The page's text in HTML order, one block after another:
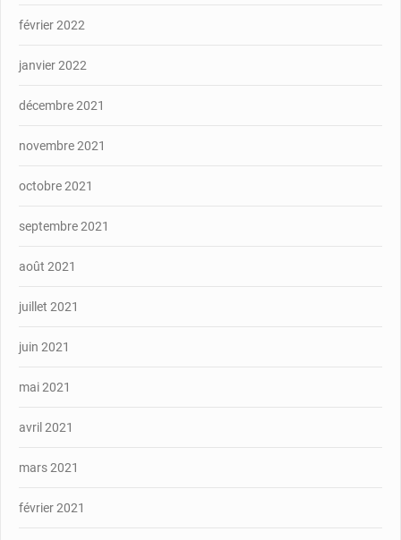
février 2022
janvier 2022
décembre 2021
novembre 2021
octobre 2021
septembre 2021
août 2021
juillet 2021
juin 2021
mai 2021
avril 2021
mars 2021
février 2021